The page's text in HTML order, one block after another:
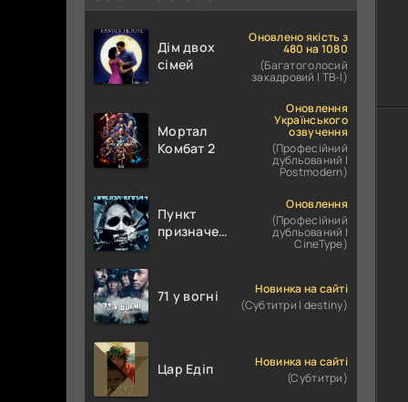
Дім двох
сімей
Оновлено якість з
480 на 1080
(Багатоголосий
закадровий | ТВ-І)
Мортал
Комбат 2
Оновлення
Українського
озвучення
(Професійний
дубльований |
Postmodern)
Пункт
призначення
Оновлення
(Професійний
дубльований |
CineType)
71 у вогні
Новинка на сайті
(Субтитри | destiny)
Цар Едіп
Новинка на сайті
(Субтитри)